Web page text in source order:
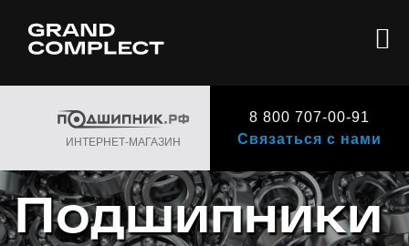
ИНТЕРНЕТ-МАГАЗИН
8 800 707-00-91
Связаться с нами
Подшипники